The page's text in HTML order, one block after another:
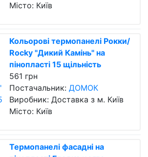
Місто: Київ
Кольорові термопанелі Рокки/
Rocky "Дикий Камінь" на
пінопласті 15 щільність
561 грн
Постачальник: ДОМОК
Виробник: Доставка з м. Київ
Місто: Київ
Термопанелі фасадні на